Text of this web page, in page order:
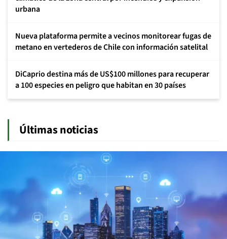
urbana
Nueva plataforma permite a vecinos monitorear fugas de
metano en vertederos de Chile con información satelital
DiCaprio destina más de US$100 millones para recuperar
a 100 especies en peligro que habitan en 30 países
Últimas noticias